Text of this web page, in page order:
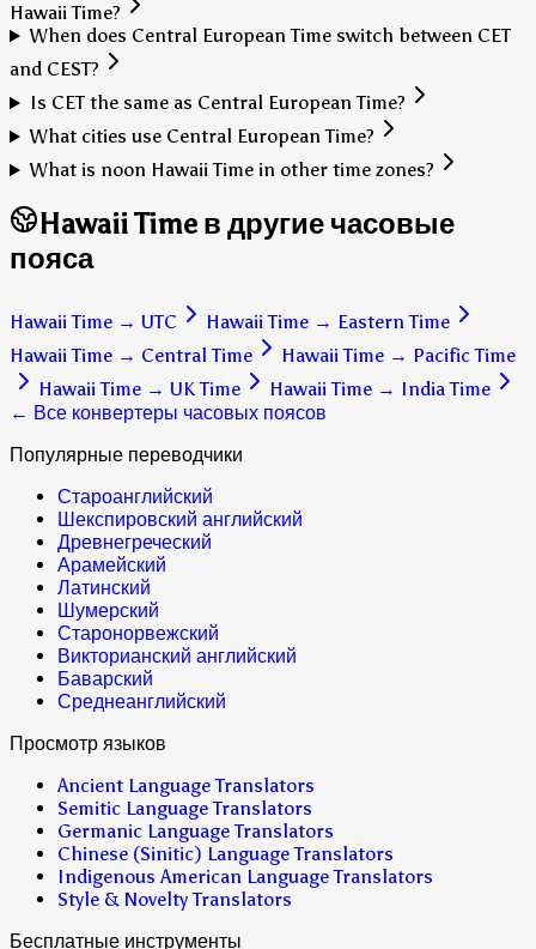
Hawaii Time?
When does Central European Time switch between CET
and CEST?
Is CET the same as Central European Time?
What cities use Central European Time?
What is noon Hawaii Time in other time zones?
Hawaii Time в другие часовые
пояса
Hawaii Time → UTC Hawaii Time → Eastern Time
Hawaii Time → Central Time Hawaii Time → Pacific Time
Hawaii Time → UK Time Hawaii Time → India Time
← Все конвертеры часовых поясов
Популярные переводчики
Староанглийский
Шекспировский английский
Древнегреческий
Арамейский
Латинский
Шумерский
Старонорвежский
Викторианский английский
Баварский
Среднеанглийский
Просмотр языков
Ancient Language Translators
Semitic Language Translators
Germanic Language Translators
Chinese (Sinitic) Language Translators
Indigenous American Language Translators
Style & Novelty Translators
Бесплатные инструменты